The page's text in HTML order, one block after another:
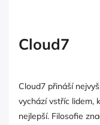
Cloud7
Cloud7 přináší
vychází vstříc lidem,
nejlepší. Filosofie